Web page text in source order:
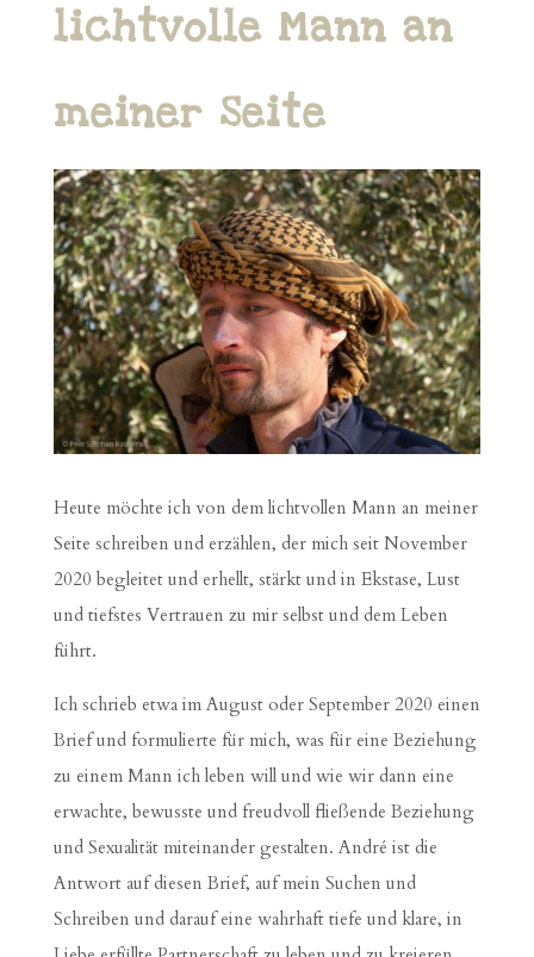
lichtvolle Mann an
meiner Seite
Heute möchte ich von dem lichtvollen Mann an meiner
Seite schreiben und erzählen, der mich seit November
2020 begleitet und erhellt, stärkt und in Ekstase, Lust
und tiefstes Vertrauen zu mir selbst und dem Leben
führt.
Ich schrieb etwa im August oder September 2020 einen
Brief und formulierte für mich, was für eine Beziehung
zu einem Mann ich leben will und wie wir dann eine
erwachte, bewusste und freudvoll fließende Beziehung
und Sexualität miteinander gestalten. André ist die
Antwort auf diesen Brief, auf mein Suchen und
Schreiben und darauf eine wahrhaft tiefe und klare, in